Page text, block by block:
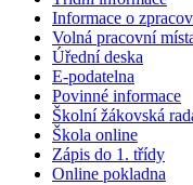
Informace o
Volná pracovní
Úřední deska
E-podatelna
Povinné informace
Školní žákovská
Škola online
Zápis do 1. třídy
Online pokladna